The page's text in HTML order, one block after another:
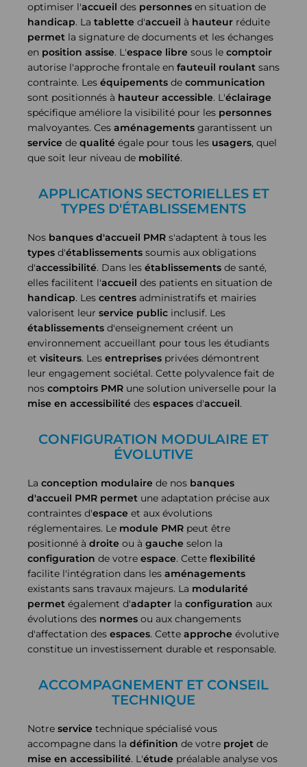
optimiser l'accueil des personnes en situation de
handicap. La tablette d'accueil à hauteur réduite
permet la signature de documents et les échanges
en position assise. L'espace libre sous le comptoir
autorise l'approche frontale en fauteuil roulant sans
contrainte. Les équipements de communication
sont positionnés à hauteur accessible. L'éclairage
spécifique améliore la visibilité pour les personnes
malvoyantes. Ces aménagements garantissent un
service de qualité égale pour tous les usagers, quel
que soit leur niveau de mobilité.
APPLICATIONS SECTORIELLES ET
TYPES D'ÉTABLISSEMENTS
Nos banques d'accueil PMR s'adaptent à tous les
types d'établissements soumis aux obligations
d'accessibilité. Dans les établissements de santé,
elles facilitent l'accueil des patients en situation de
handicap. Les centres administratifs et mairies
valorisent leur service public inclusif. Les
établissements d'enseignement créent un
environnement accueillant pour tous les étudiants
et visiteurs. Les entreprises privées démontrent
leur engagement sociétal. Cette polyvalence fait de
nos comptoirs PMR une solution universelle pour la
mise en accessibilité des espaces d'accueil.
CONFIGURATION MODULAIRE ET
ÉVOLUTIVE
La conception modulaire de nos banques
d'accueil PMR permet une adaptation précise aux
contraintes d'espace et aux évolutions
réglementaires. Le module PMR peut être
positionné à droite ou à gauche selon la
configuration de votre espace. Cette flexibilité
facilite l'intégration dans les aménagements
existants sans travaux majeurs. La modularité
permet également d'adapter la configuration aux
évolutions des normes ou aux changements
d'affectation des espaces. Cette approche évolutive
constitue un investissement durable et responsable.
ACCOMPAGNEMENT ET CONSEIL
TECHNIQUE
Notre service technique spécialisé vous
accompagne dans la définition de votre projet de
mise en accessibilité. L'étude préalable analyse vos